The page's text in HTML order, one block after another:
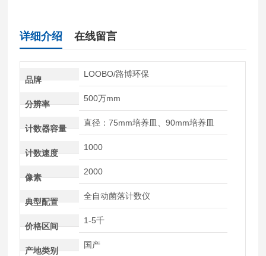
详细介绍 在线留言
品牌
LOOBO/路博环保
分辨率
500万mm
计数器容量
直径：75mm培养皿、90mm培养皿
计数速度
1000
像素
2000
典型配置
全自动菌落计数仪
价格区间
1-5千
产地类别
国产